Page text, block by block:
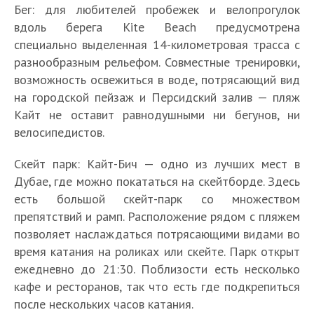
Бег: для любителей пробежек и велопрогулок
вдоль берега Kite Beach предусмотрена
специально выделенная 14-километровая трасса с
разнообразным рельефом. Совместные тренировки,
возможность освежиться в воде, потрясающий вид
на городской пейзаж и Персидский залив — пляж
Кайт не оставит равнодушными ни бегунов, ни
велосипедистов.
Скейт парк: Кайт-Бич — одно из лучших мест в
Дубае, где можно покататься на скейтборде. Здесь
есть большой скейт-парк со множеством
препятствий и рамп. Расположение рядом с пляжем
позволяет наслаждаться потрясающими видами во
время катания на роликах или скейте. Парк открыт
ежедневно до 21:30. Поблизости есть несколько
кафе и ресторанов, так что есть где подкрепиться
после нескольких часов катания.